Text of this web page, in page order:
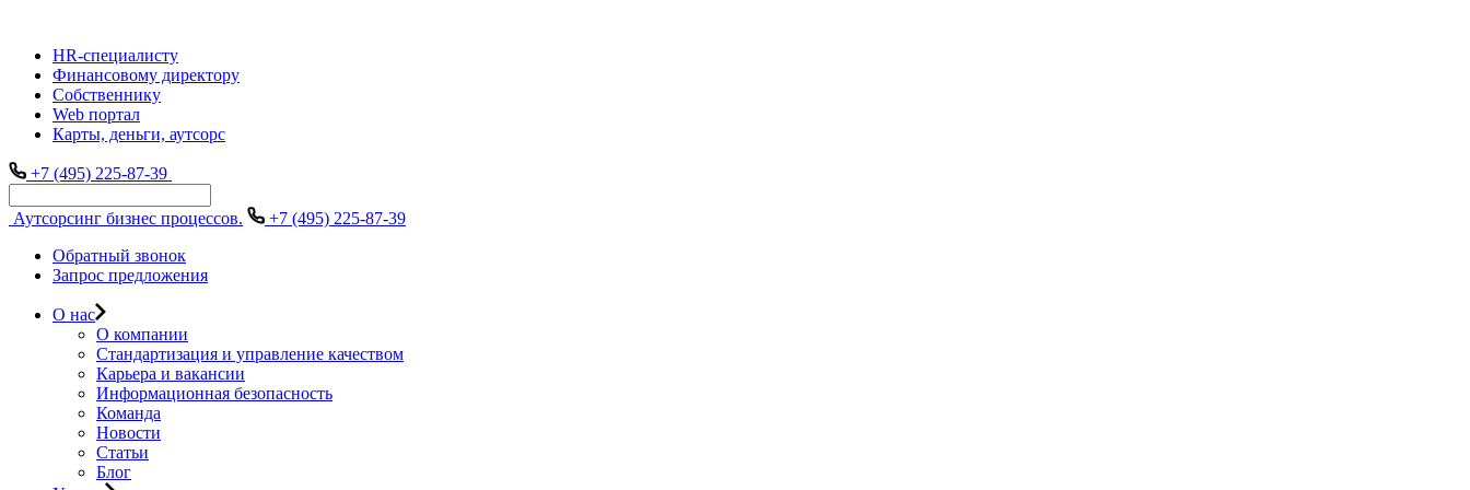
HR-специалисту
Финансовому директору
Собственнику
Web портал
Карты, деньги, аутсорс
+7 (495) 225-87-39
Аутсорсинг бизнес процессов.
+7 (495) 225-87-39
Обратный звонок
Запрос предложения
О нас
О компании
Стандартизация и управление качеством
Карьера и вакансии
Информационная безопасность
Команда
Новости
Статьи
Блог